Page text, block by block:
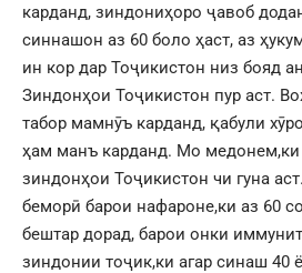
карданд, зиндониҳоро ҷавоб
синнашон аз 60 боло ҳаст, аз
ин кор дар Тоҷикистон низ бояд
Зиндонҳои Тоҷикистон пур аст.
табор мамнӯъ карданд, қабули
ҳам манъ карданд. Мо медонем,ки
зиндонҳои Тоҷикистон чи гуна
беморӣ барои нафароне,ки аз 60
бештар дорад, барои онки
зиндонии тоҷик,ки агар синаш 40